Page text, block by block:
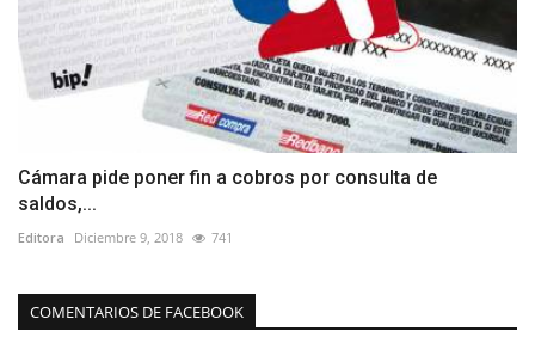
Cámara pide poner fin a cobros por consulta de
saldos,...
Editora Diciembre 9, 2018 741
COMENTARIOS DE FACEBOOK